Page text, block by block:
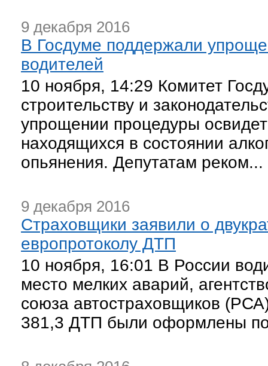
9 декабря 2016
В Госдуме поддержали
водителей
10 ноября, 14:29 Комитет
строительству и
упрощении процедуры
находящихся в состоянии
опьянения. Депутатам реком...
9 декабря 2016
Страховщики заявили о
европротоколу ДТП
10 ноября, 16:01 В России
место мелких аварий,
союза автостраховщиков
381,3 ДТП были оформлены по